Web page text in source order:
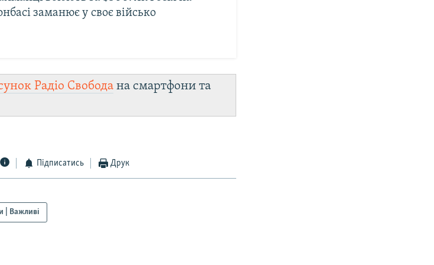
заманює у своє військо
Радіо Свобода на смартфони та
Підписатись Друк
| Важливі